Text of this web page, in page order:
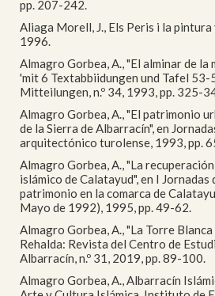
pp. 207-242.
Aliaga Morell, J., Els Peris i la
1996.
Almagro Gorbea, A., "El alminar de la
'mit 6 Textabbiidungen und Tafel 53-
Mitteilungen, n.º 34, 1993, pp. 325-
Almagro Gorbea, A., "El patrimonio
de la Sierra de Albarracín", en
arquitectónico turolense, 1993, pp.
Almagro Gorbea, A., "La
islámico de Calatayud", en I Jornadas
patrimonio en la comarca de
Mayo de 1992), 1995, pp. 49-62.
Almagro Gorbea, A., "La Torre
Rehalda: Revista del Centro de
Albarracín, n.º 31, 2019, pp. 89-100.
Almagro Gorbea, A., Albarracín